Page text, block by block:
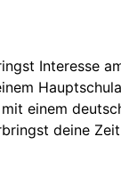
Interesse
einem
deine